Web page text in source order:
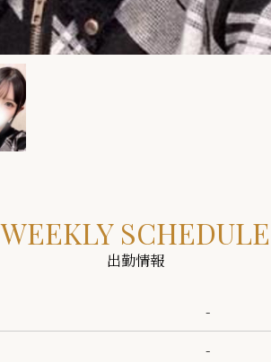
WEEKLY SCHEDULE
出勤情報
-
-